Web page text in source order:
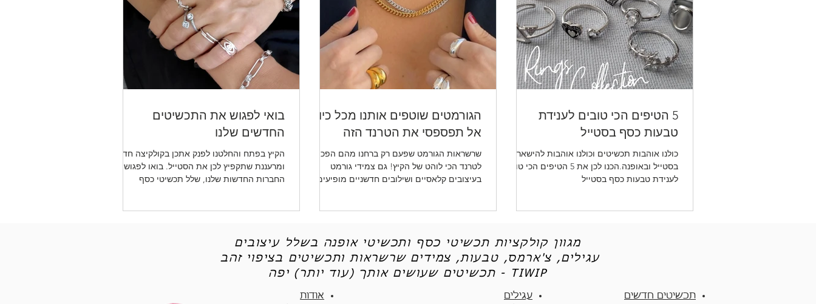
5 הטיפים הכי טובים לענידת
טבעות כסף בסטייל
כולנו אוהבות תכשיטים וכולנו אוהבות להישאר
בסטייל ובאופנה.הכנו לכן את 5 הטיפים הכי טובים
לענידת טבעות כסף בסטייל
הגורמטים שוטפים אותנו מכל כיוון -
אל תפספסי את הטרנד הזה
שרשראות הגורמט שפעם רק ברחנו מהם הפכו
לטרנד הכי לוהט של הקיץ! גם צמידי גורמט
בעיצובים קלאסיים ושילובים חדשניים מופיעים
בואי לפגוש את התכשיטים
החדשים שלנו
הקיץ בפתח והחלטנו לפנק אתכן בקולקיצה חדשה
ומרעננת שתקפיץ לכן את הסטייל. בואו לפגוש את
החברות החדשות שלנו, שלל תכשיטי כסף
מגוון קולקציות תכשיטי כסף ותכשיטי אופנה בשלל עיצובים
עגילים, צ'ארמס, טבעות, צמידים שרשראות ותכשיטים בציפוי זהב
תכשיטים שעושים אותך (עוד יותר) יפה - TIWIP
אודות
עגילים
תכשיטים חדשים